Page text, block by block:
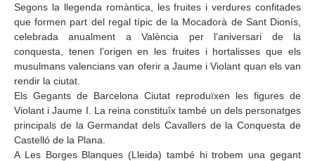
Segons la llegenda romàntica, les fruites i verdures confitades
que formen part del regal típic de la Mocadorà de Sant Dionís,
celebrada anualment a València per l’aniversari de la
conquesta, tenen l’origen en les fruites i hortalisses que els
musulmans valencians van oferir a Jaume i Violant quan els van
rendir la ciutat.
Els Gegants de Barcelona Ciutat reproduïxen les figures de
Violant i Jaume I. La reina constituîx també un dels personatges
principals de la Germandat dels Cavallers de la Conquesta de
Castelló de la Plana.
A Les Borges Blanques (Lleida) també hi trobem una gegant